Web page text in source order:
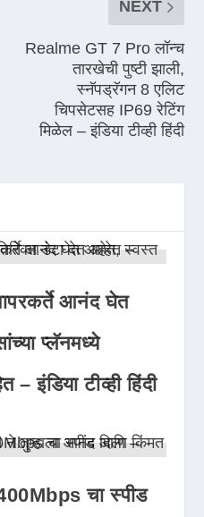
NEXT
Realme GT 7 Pro लॉन्च
तारखेची पुष्टी झाली,
स्नॅपड्रॅगन 8 एलिट
चिपसेटसह IP69 रेटिंग
मिळेल – इंडिया टीव्ही हिंदी
आनंद घेत
प्लॅनमध्ये
इंडिया टीव्ही हिंदी
चा स्पीड